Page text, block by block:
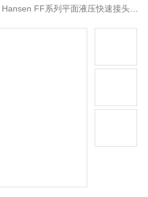
FF系列平面液压快速接头